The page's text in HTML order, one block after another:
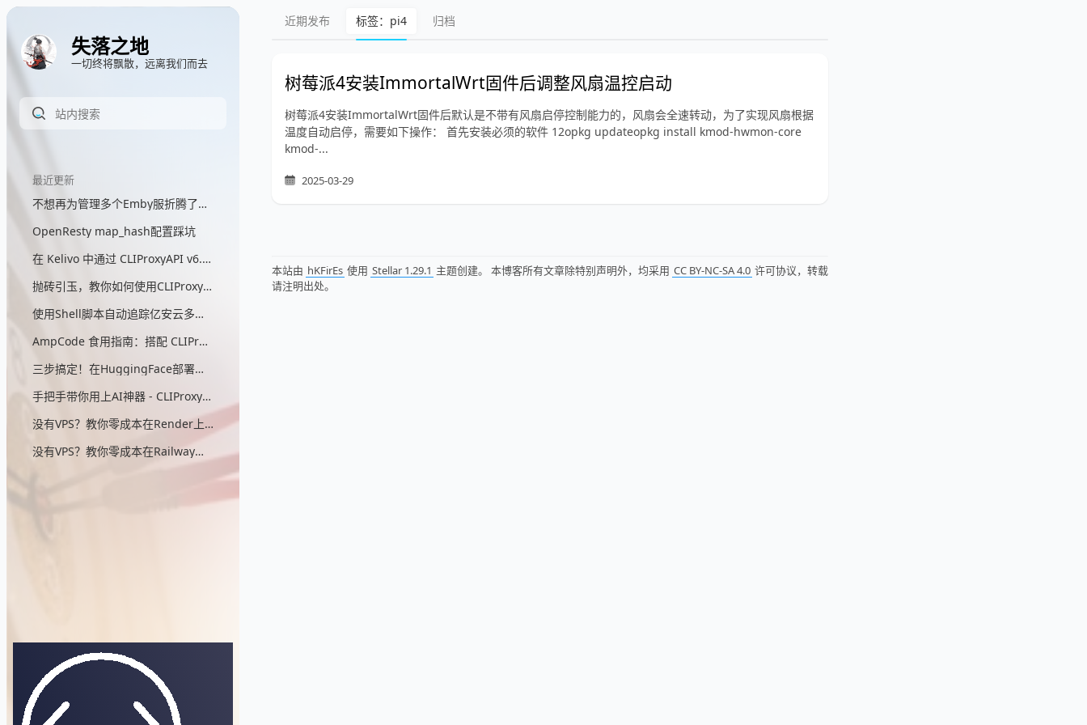
失落之地
一切终将飘散，远离我们而去
最近更新
不想再为管理多个Emby服折腾了，所以我写了一个聚合代理网关
OpenResty map_hash配置踩坑
在 Kelivo 中通过 CLIProxyAPI v6.9.30+ 直接调用 GPT 画图
抛砖引玉，教你如何使用CLIProxyAPI来自定义GPT画图模型
使用Shell脚本自动追踪亿安云多出口IP
AmpCode 食用指南：搭配 CLIProxyAPI 实现自定义模型自由
三步搞定！在HuggingFace部署无头浏览器，零成本实现AIStudio反代
手把手带你用上AI神器 - CLIProxyAPI（零：配置详细解说）
没有VPS？教你零成本在Render上部署CLIProxyAPI
没有VPS？教你零成本在Railway上部署CLIProxyAPI
近期发布 标签：pi4 归档
树莓派4安装ImmortalWrt固件后调整风扇温控启动
树莓派4安装ImmortalWrt固件后默认是不带有风扇启停控制能力的，风扇会全速转动，为了实现风扇根据
温度自动启停，需要如下操作： 首先安装必须的软件 12opkg updateopkg install kmod-hwmon-core
kmod-...
2025-03-29
本站由 hKFirEs 使用 Stellar 1.29.1 主题创建。 本博客所有文章除特别声明外，均采用 CC BY-NC-SA 4.0 许可协议，转载
请注明出处。